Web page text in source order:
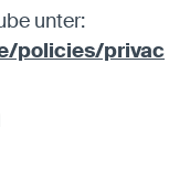
unter:
policies/privac